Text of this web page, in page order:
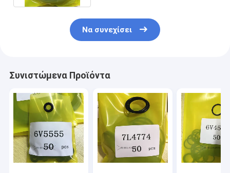
Να συνεχίσει
Συνιστώμενα Προϊόντα